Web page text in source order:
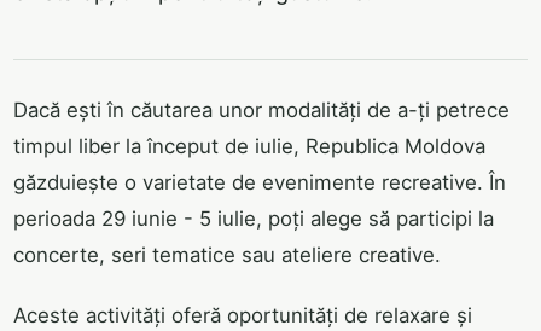
Dacă ești în căutarea unor modalități de a-ți petrece
timpul liber la început de iulie, Republica Moldova
găzduiește o varietate de evenimente recreative. În
perioada 29 iunie - 5 iulie, poți alege să participi la
concerte, seri tematice sau ateliere creative.
Aceste activități oferă oportunități de relaxare și